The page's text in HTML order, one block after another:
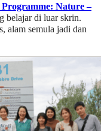
Nature –
belajar di luar skrin.
alam semula jadi dan